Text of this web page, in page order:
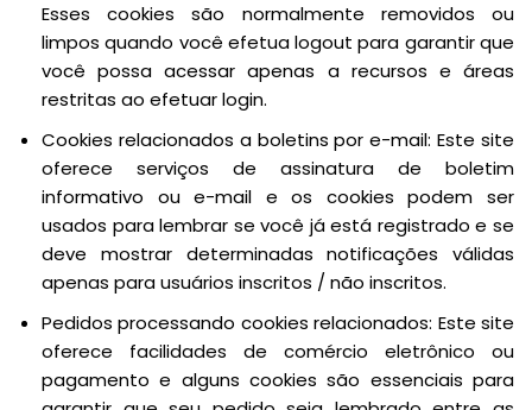
Esses cookies são normalmente removidos ou
limpos quando você efetua logout para garantir que
você possa acessar apenas a recursos e áreas
restritas ao efetuar login.
Cookies relacionados a boletins por e-mail: Este site
oferece serviços de assinatura de boletim
informativo ou e-mail e os cookies podem ser
usados para lembrar se você já está registrado e se
deve mostrar determinadas notificações válidas
apenas para usuários inscritos / não inscritos.
Pedidos processando cookies relacionados: Este site
oferece facilidades de comércio eletrônico ou
pagamento e alguns cookies são essenciais para